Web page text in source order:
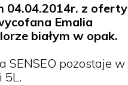
04.04.2014r. z oferty
Emalia
białym w opak.
SENSEO pozostaje w
5L.